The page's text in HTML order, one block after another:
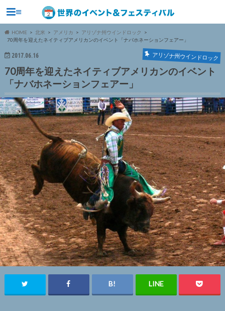
≡
HOME 北米 アメリカ
アリゾナ州ウインドロック
70周年を迎えたネイティブアメリカンのイベント「ナバホネーションフェアー」
2017.06.16 アリゾナ州ウインドロック
70周年を迎えたネイティブアメリカンのイベント
「ナバホネーションフェアー」